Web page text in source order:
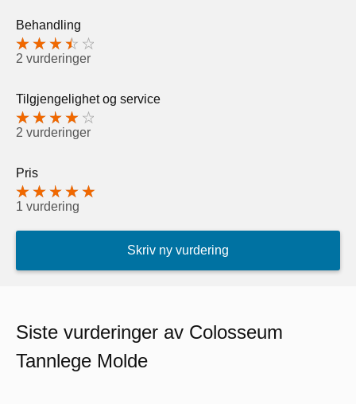
Behandling
2 vurderinger
Tilgjengelighet og service
2 vurderinger
Pris
1 vurdering
Skriv ny vurdering
Siste vurderinger av Colosseum
Tannlege Molde